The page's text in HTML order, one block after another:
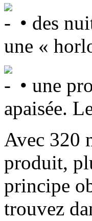
• des
une «
• une
apaisée.
Avec 320
produit,
principe
trouvez